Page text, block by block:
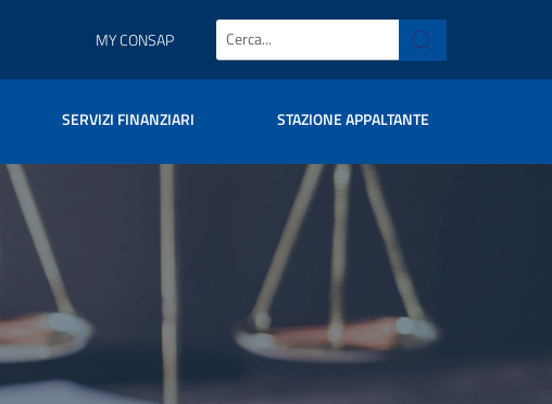
MY CONSAP
SERVIZI FINANZIARI STAZIONE APPALTANTE